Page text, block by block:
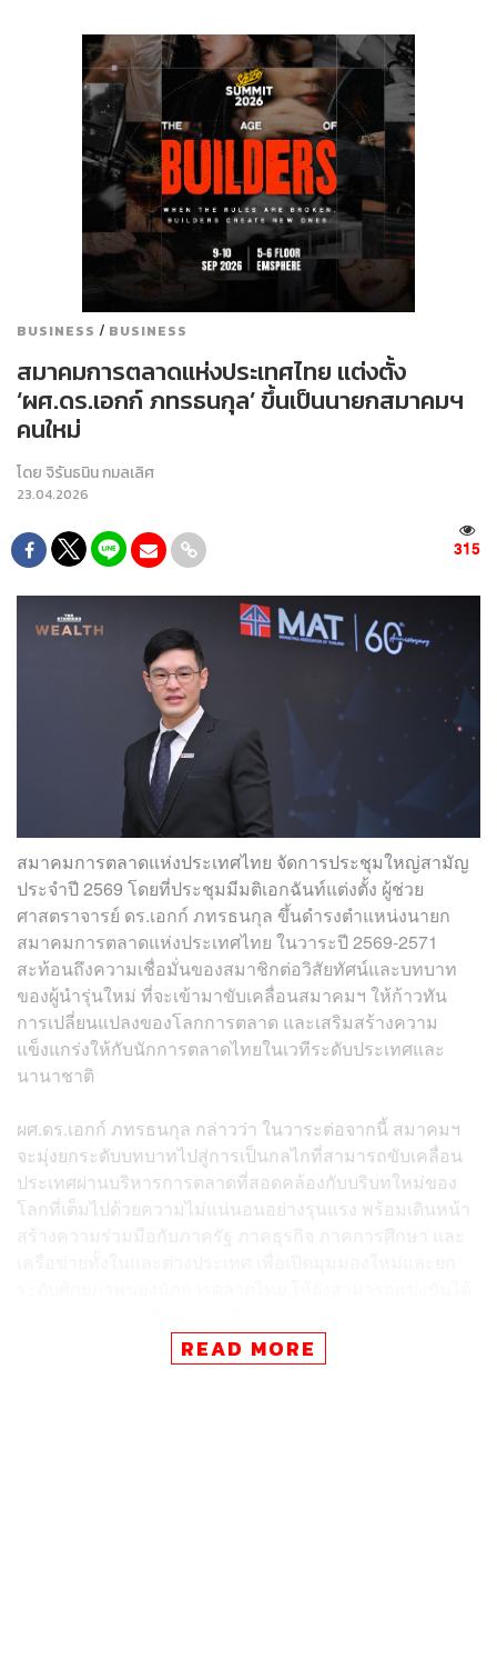
BUSINESS / BUSINESS
สมาคมการตลาดแห่งประเทศไทย แต่งตั้ง
‘ผศ.ดร.เอกก์ ภทรธนกุล’ ขึ้นเป็นนายกสมาคมฯ
คนใหม่
โดย จิรันธนิน กมลเลิศ
23.04.2026
315
สมาคมการตลาดแห่งประเทศไทย จัดการประชุมใหญ่สามัญ
ประจำปี 2569 โดยที่ประชุมมีมติเอกฉันท์แต่งตั้ง ผู้ช่วย
ศาสตราจารย์ ดร.เอกก์ ภทรธนกุล ขึ้นดำรงตำแหน่งนายก
สมาคมการตลาดแห่งประเทศไทย ในวาระปี 2569-2571
สะท้อนถึงความเชื่อมั่นของสมาชิกต่อวิสัยทัศน์และบทบาท
ของผู้นำรุ่นใหม่ ที่จะเข้ามาขับเคลื่อนสมาคมฯ ให้ก้าวทัน
การเปลี่ยนแปลงของโลกการตลาด และเสริมสร้างความ
แข็งแกร่งให้กับนักการตลาดไทยในเวทีระดับประเทศและ
นานาชาติ
ผศ.ดร.เอกก์ ภทรธนกุล กล่าวว่า ในวาระต่อจากนี้ สมาคมฯ
จะมุ่งยกระดับบทบาทไปสู่การเป็นกลไกที่สามารถขับเคลื่อน
ประเทศผ่านบริหารการตลาดที่สอดคล้องกับบริบทใหม่ของ
โลกที่เต็มไปด้วยความไม่แน่นอนอย่างรุนแรง พร้อมเดินหน้า
สร้างความร่วมมือกับภาครัฐ ภาคธุรกิจ ภาคการศึกษา และ
ด้านประวัติของ ผู้ช่วยศาสตราจารย์ ดร.เอกก์ ภทรธนกุล นั้น
READ MORE